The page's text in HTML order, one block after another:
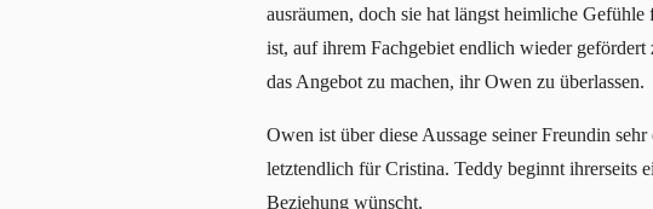
ausräumen, doch sie hat längst heimliche
ist, auf ihrem Fachgebiet endlich wieder
das Angebot zu machen, ihr Owen zu überlassen.
Owen ist über diese Aussage seiner Freundin
letztendlich für Cristina. Teddy beginnt ihrerseits
Beziehung wünscht.